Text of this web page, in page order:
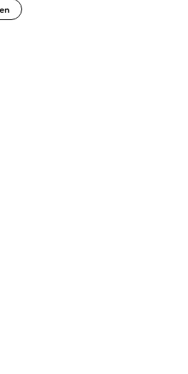
um einen Freund zu
Sabine Thiesler hat einen guten